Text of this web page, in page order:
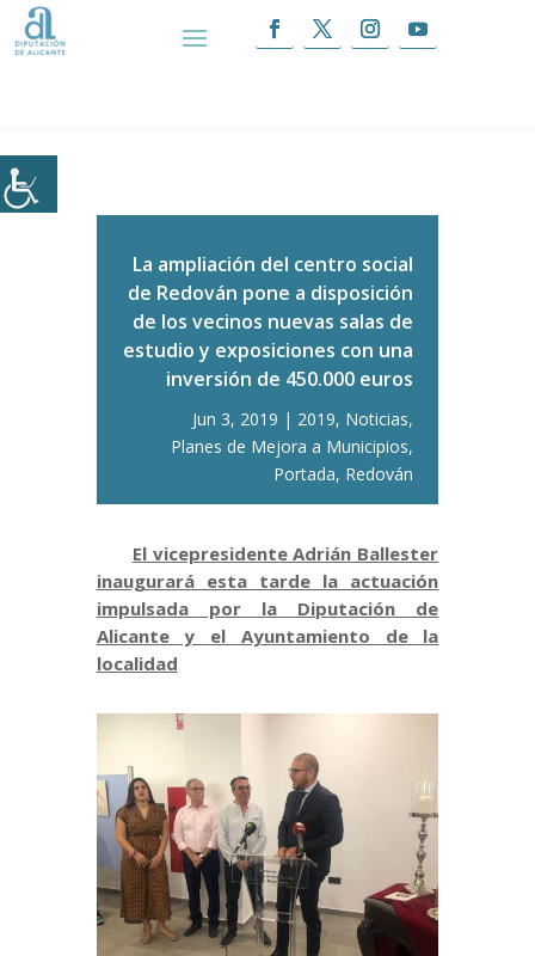
La ampliación del centro social de
Redován pone a disposición de los vecinos nuevas
La ampliación del centro social
de Redován pone a disposición
de los vecinos nuevas salas de
estudio y exposiciones con una
inversión de 450.000 euros
Jun 3, 2019 2019, Noticias,
Planes de Mejora a Municipios,
Portada, Redován
El vicepresidente Adrián Ballester
inaugurará esta tarde la actuación
impulsada por la Diputación de
Alicante y el Ayuntamiento de la
localidad